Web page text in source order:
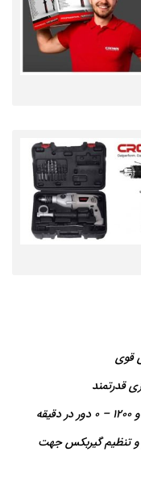
قدرتمند
و تنظیم گیربکس جهت